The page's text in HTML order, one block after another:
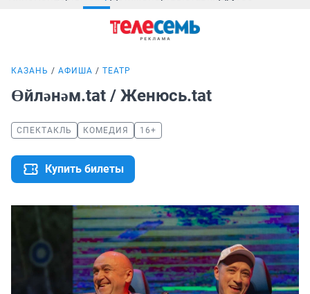
КАЗАНЬ АФИША ТЕАТР
Өйләнәм.tat / Женюсь.tat
СПЕКТАКЛЬ КОМЕДИЯ 16+
Купить билеты